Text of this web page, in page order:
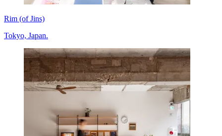
Rim (of Jins)
Tokyo, Japan.